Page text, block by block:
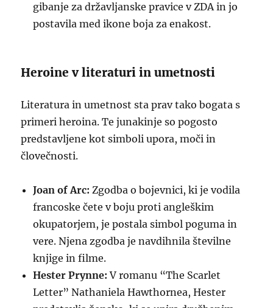
gibanje za državljanske pravice v ZDA in jo
postavila med ikone boja za enakost.
Heroine v literaturi in umetnosti
Literatura in umetnost sta prav tako bogata s
primeri heroina. Te junakinje so pogosto
predstavljene kot simboli upora, moči in
človečnosti.
Joan of Arc: Zgodba o bojevnici, ki je vodila
francoske čete v boju proti angleškim
okupatorjem, je postala simbol poguma in
vere. Njena zgodba je navdihnila številne
knjige in filme.
Hester Prynne: V romanu “The Scarlet
Letter” Nathaniela Hawthornea, Hester